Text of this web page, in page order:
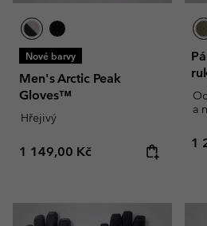
Nové barvy
Men's Arctic Peak
Gloves™
Hřejivý
Regular price:
1 149,00 Kč
a
1